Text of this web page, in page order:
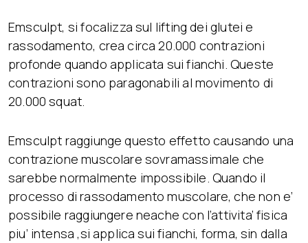
Emsculpt, si focalizza sul lifting dei glutei e
rassodamento, crea circa 20.000 contrazioni
profonde quando applicata sui fianchi. Queste
contrazioni sono paragonabili al movimento di
20.000 squat.
Emsculpt raggiunge questo effetto causando una
contrazione muscolare sovramassimale che
sarebbe normalmente impossibile. Quando il
processo di rassodamento muscolare, che non e’
possibile raggiungere neache con l’attivita’ fisica
piu’ intensa ,si applica sui fianchi, forma, sin dalla